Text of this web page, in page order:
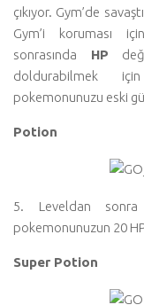
çıkıyor. Gym’de
Gym’i koruması
sonrasında HP
doldurabilmek
pokemonunuzu eski
Potion
5. Leveldan sonra
pokemonunuzun 20
Super Potion